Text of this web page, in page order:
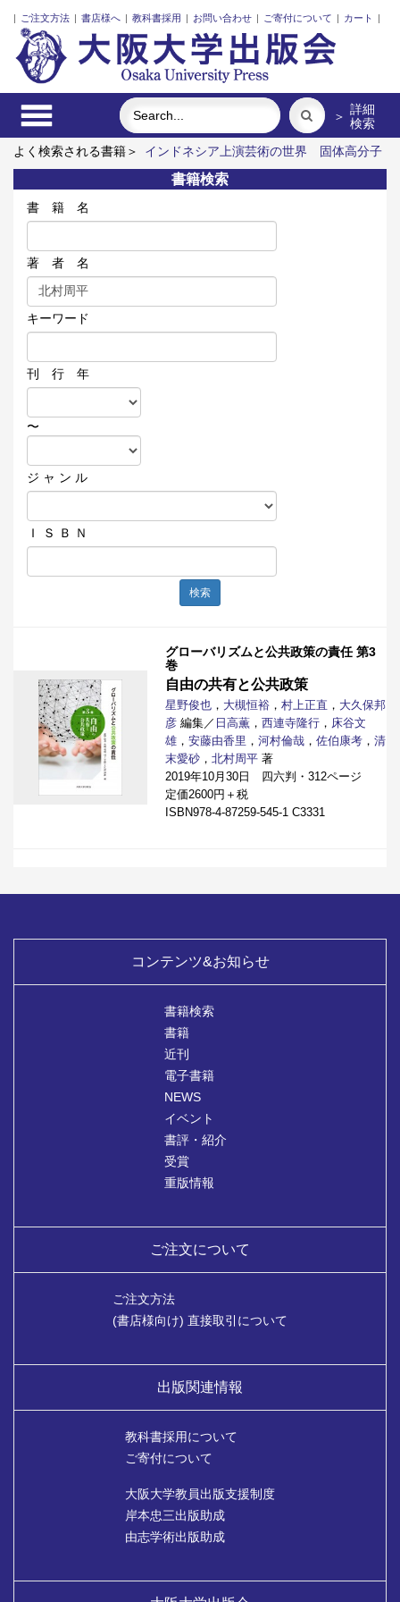
| ご注文方法 | 書店様へ | 教科書採用 | お問い合わせ | ご寄付について | カート |
＞ 詳細
検索
よく検索される書籍＞
インドネシア上演芸術の世界
固体高分子
形燃料電池要素材料・水素貯蔵材料の知的設計
リスク意思決定
論
植民暴力の記憶と日本人
近代日本における企業家の諸系譜
レーザーとプラズマと粒子ビーム
書籍検索
書 籍 名
著 者 名
キーワード
刊 行 年
〜
ジ ャ ン ル
Ｉ Ｓ Ｂ Ｎ
検索
グローバリズムと公共政策の責任 第3
巻
自由の共有と公共政策
星野俊也 ， 大槻恒裕 ， 村上正直 ， 大久保邦
彦 編集／ 日高薫 ， 西連寺隆行 ， 床谷文
雄 ， 安藤由香里 ， 河村倫哉 ， 佐伯康考 ， 清
末愛砂 ， 北村周平 著
2019年10月30日 四六判・312ページ
定価2600円＋税
ISBN978-4-87259-545-1 C3331
コンテンツ&お知らせ
書籍検索
書籍
近刊
電子書籍
NEWS
イベント
書評・紹介
受賞
重版情報
ご注文について
ご注文方法
(書店様向け) 直接取引について
出版関連情報
教科書採用について
ご寄付について
大阪大学教員出版支援制度
岸本忠三出版助成
由志学術出版助成